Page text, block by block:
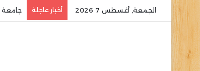
الجمعة, أغسطس 7 2026 أخبار عاجلة جامعة